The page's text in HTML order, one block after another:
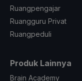
Ruangpengajar
Ruangguru Privat
Ruangpeduli
Produk Lainnya
Brain Academy